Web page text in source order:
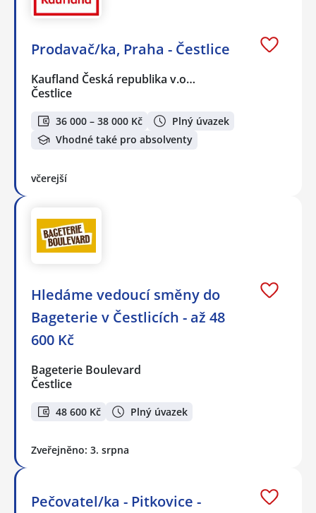
Prodavač/ka, Praha - Čestlice
Kaufland Česká republika v.o…
Čestlice
36 000 – 38 000 Kč
Plný úvazek
Vhodné také pro absolventy
včerejší
Hledáme vedoucí směny do
Bageterie v Čestlicích - až 48
600 Kč
Bageterie Boulevard
Čestlice
48 600 Kč Plný úvazek
Zveřejněno: 3. srpna
Pečovatel/ka - Pitkovice -